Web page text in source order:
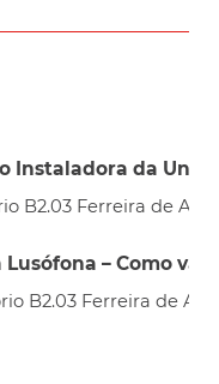
Instaladora da
B2.03 Ferreira de
– Como
B2.03 Ferreira de